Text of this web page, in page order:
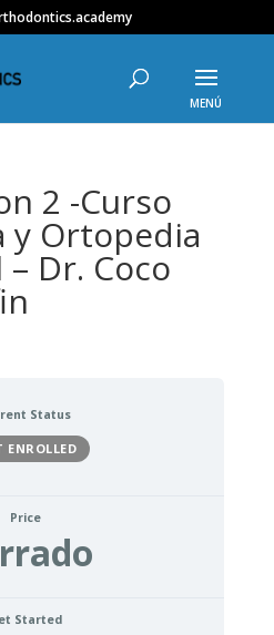
2 -Curso
y Ortopedia
Dr. Coco
Status
ENROLLED
Price
Started